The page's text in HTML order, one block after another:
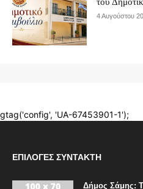
ΕΠΙΛΟΓΈΣ ΣΥΝΤΆΚΤΗ
Δήμος Σάμης: